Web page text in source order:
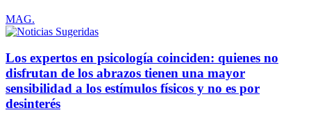
MAG.
Los expertos en psicología coinciden: quienes no
disfrutan de los abrazos tienen una mayor
sensibilidad a los estímulos físicos y no es por
desinterés